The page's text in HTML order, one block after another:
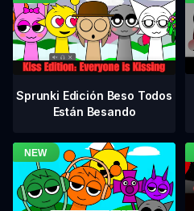
Sprunki Edición Beso Todos
Están Besando